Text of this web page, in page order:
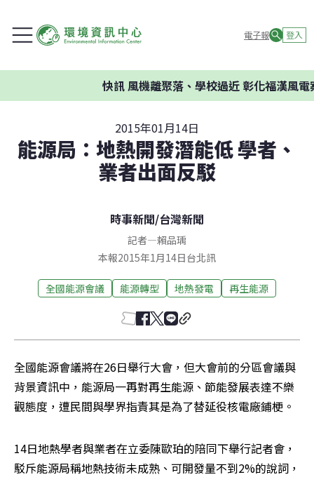
電子報 登入
快訊風機離聚落、學校過近 彰化福漢風電案
2015年01月14日
能源局：地熱開發潛能低 學者、
業者出面反駁
時事新聞/台灣新聞
記者—賴品瑀
本報2015年1月14日台北訊
全國能源會議 能源轉型 地熱發電 再生能源
全國能源會議將在26日舉行大會，但大會前的分區會議與
背景資訊中，能源局一再對再生能源、節能發展表達不樂
觀態度，遭民間與學界指責其是為了替延役核電廠鋪梗。
14日地熱學者與業者在立委陳歐珀的陪同下舉行記者會，
駁斥能源局稱地熱技術未成熟、可開發量不到2%的說詞，